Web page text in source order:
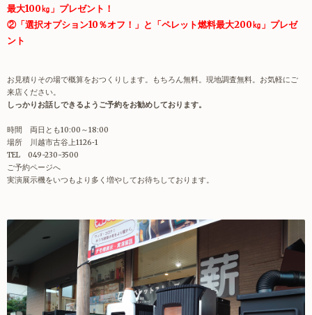
最大100㎏」プレゼント！
②「選択オプション10％オフ！」と「ペレット燃料最大200㎏」プレゼ
ント
お見積りその場で概算をおつくりします。もちろん無料。現地調査無料。お気軽にご
来店ください。
しっかりお話しできるようご予約をお勧めしております。
時間 両日とも10:00～18:00
場所 川越市古谷上1126‐1
TEL 049-230-3500
ご予約ページへ
実演展示機をいつもより多く増やしてお待ちしております。